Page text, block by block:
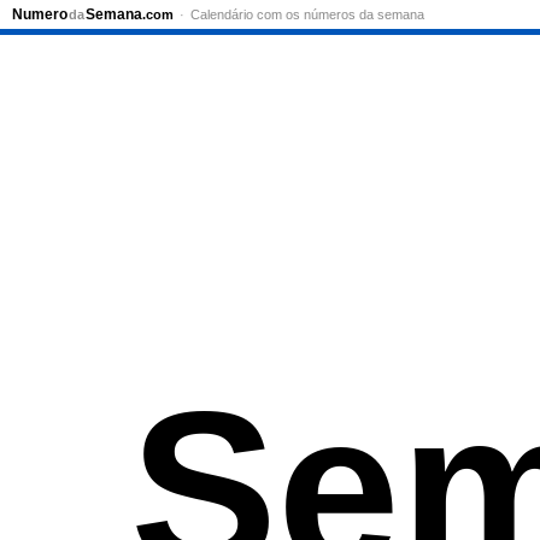
NumerodaSemana.com Calendário com os números da semana